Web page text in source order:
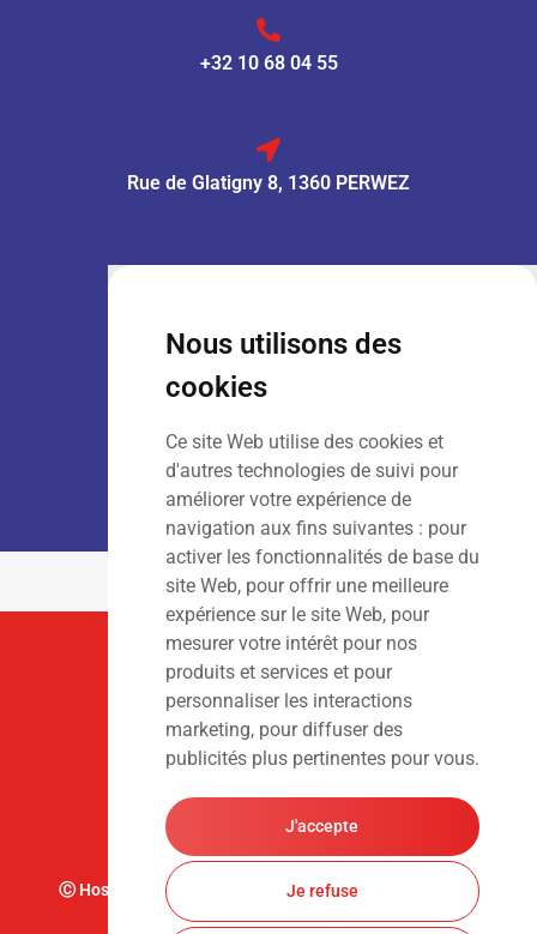
Nous utilisons des
cookies
Ce site Web utilise des cookies et
d'autres technologies de suivi pour
améliorer votre expérience de
navigation aux fins suivantes : pour
activer les fonctionnalités de base du
site Web, pour offrir une meilleure
expérience sur le site Web, pour
mesurer votre intérêt pour nos
produits et services et pour
personnaliser les interactions
marketing, pour diffuser des
publicités plus pertinentes pour vous.
J'accepte
Je refuse
+32 10 68 04 55
Rue de Glatigny 8, 1360 PERWEZ
: 9h00 – 13h00
Dim: Fermé
LOCATION :
Lun – Ven: 7h00 – 18h00
Sam – Dim
: Fermé
Suivez-Nous
Ⓒ Hoslet Frédéric S.A. Tous droits réservés. Design par